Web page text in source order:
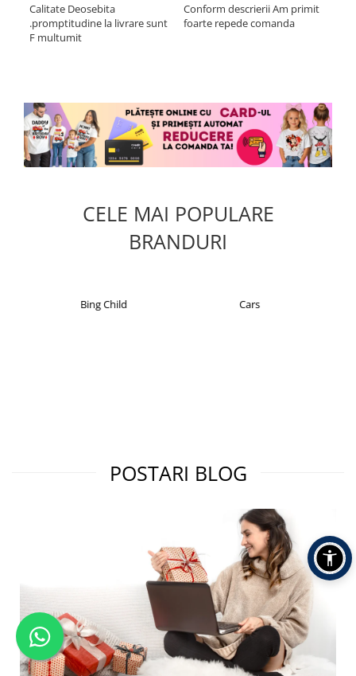
Calitate Deosebita
.promptitudine la livrare sunt
F multumit
Conform descrierii Am primit
foarte repede comanda
CELE MAI POPULARE
BRANDURI
Cars Christian Laurent
POSTARI BLOG